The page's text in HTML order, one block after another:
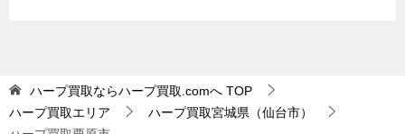
ハープ買取ならハープ買取.comへ TOP
ハープ買取エリア
ハープ買取宮城県（仙台市）